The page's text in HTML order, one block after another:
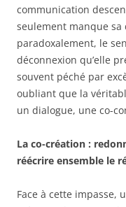
communication
seulement manque sa
paradoxalement, le
déconnexion qu’elle
souvent péché par
oubliant que la
un dialogue, une co-
La co-création :
réécrire ensemble le
Face à cette impasse,